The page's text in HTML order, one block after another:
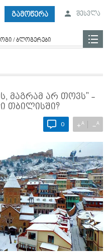
გამოწერა შესვლა
/ ბლოგერები
მაგ­რამ არ თოვს" -
თბილისში?
0 +A −A